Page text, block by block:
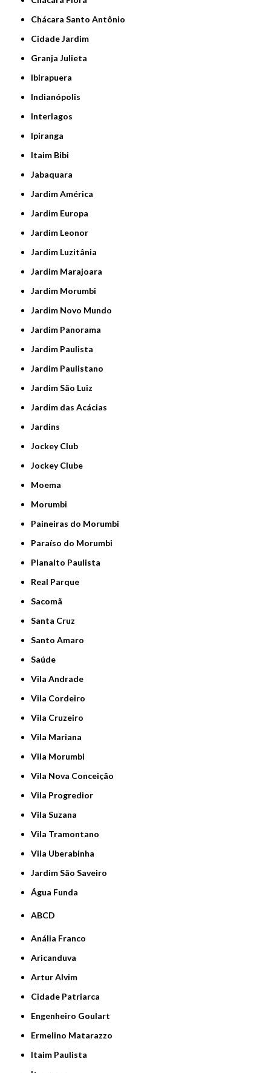
Chácara Santo Antônio
Cidade Jardim
Granja Julieta
Ibirapuera
Indianópolis
Interlagos
Ipiranga
Itaim Bibi
Jabaquara
Jardim América
Jardim Europa
Jardim Leonor
Jardim Luzitânia
Jardim Marajoara
Jardim Morumbi
Jardim Novo Mundo
Jardim Panorama
Jardim Paulista
Jardim Paulistano
Jardim São Luiz
Jardim das Acácias
Jardins
Jockey Club
Jockey Clube
Moema
Morumbi
Paineiras do Morumbi
Paraíso do Morumbi
Planalto Paulista
Real Parque
Sacomã
Santa Cruz
Santo Amaro
Saúde
Vila Andrade
Vila Cordeiro
Vila Cruzeiro
Vila Mariana
Vila Morumbi
Vila Nova Conceição
Vila Progredior
Vila Suzana
Vila Tramontano
Vila Uberabinha
jardim São Saveiro
Água Funda
ABCD
Anália Franco
Aricanduva
Artur Alvim
Cidade Patriarca
Engenheiro Goulart
Ermelino Matarazzo
Itaim Paulista